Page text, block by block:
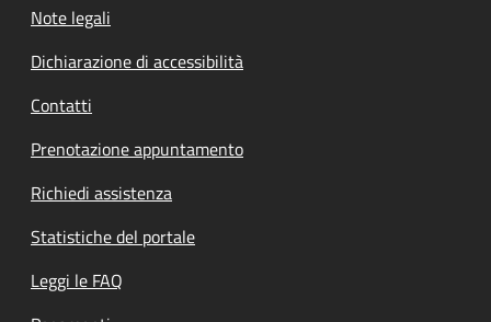
Note legali
Dichiarazione di accessibilità
Contatti
Prenotazione appuntamento
Richiedi assistenza
Statistiche del portale
Leggi le FAQ